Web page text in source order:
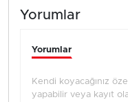
Yorumlar
Yorumlar
Kendi koyacağınız
yapabilir veya kayıt